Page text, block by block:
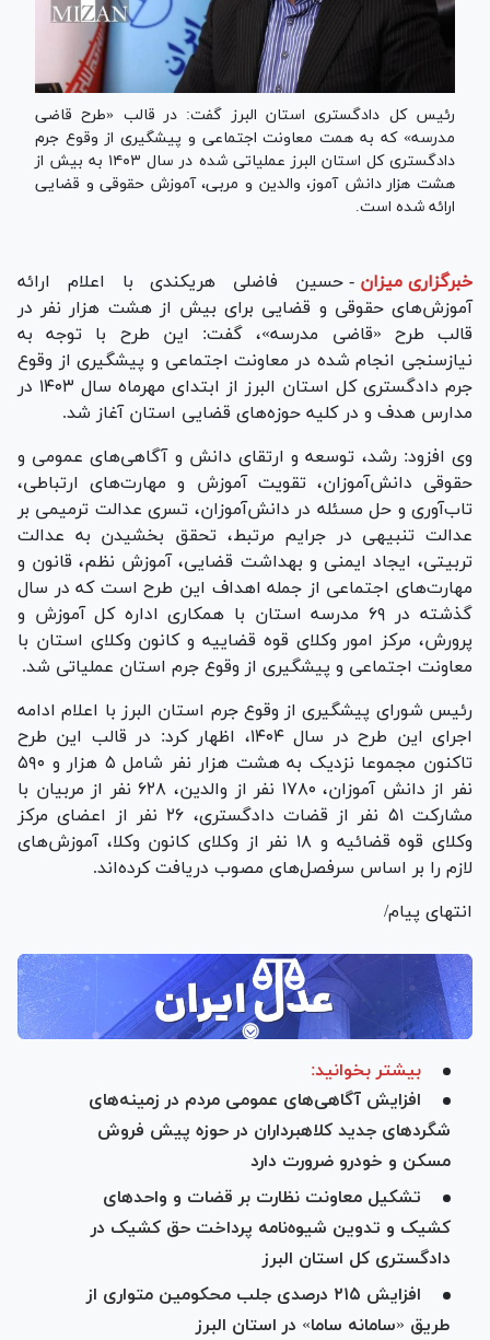
رئیس کل دادگستری استان البرز گفت: در قالب «طرح قاضی
مدرسه» که به همت معاونت اجتماعی و پیشگیری از وقوع جرم
دادگستری کل استان البرز عملیاتی شده در سال ۱۴۰۳ به بیش از
هشت هزار دانش آموز، والدین و مربی، آموزش حقوقی و قضایی
ارائه شده است.
خبرگزاری میزان - حسین فاضلی هریکندی با اعلام ارائه
آموزش‌های حقوقی و قضایی برای بیش از هشت هزار نفر در
قالب طرح «قاضی مدرسه»، گفت: این طرح با توجه به
نیازسنجی انجام شده در معاونت اجتماعی و پیشگیری از وقوع
جرم دادگستری کل استان البرز از ابتدای مهرماه سال ۱۴۰۳ در
مدارس هدف و در کلیه حوزه‌های قضایی استان آغاز شد.
وی افزود: رشد، توسعه و ارتقای دانش و آگاهی‌های عمومی و
حقوقی دانش‌آموزان، تقویت آموزش و مهارت‌های ارتباطی،
تاب‌آوری و حل مسئله در دانش‌آموزان، تسری عدالت ترمیمی بر
عدالت تنبیهی در جرایم مرتبط، تحقق بخشیدن به عدالت
تربیتی، ایجاد ایمنی و بهداشت قضایی، آموزش نظم، قانون و
مهارت‌های اجتماعی از جمله اهداف این طرح است که در سال
گذشته در ۶۹ مدرسه استان با همکاری اداره کل آموزش و
پرورش، مرکز امور وکلای قوه قضاییه و کانون وکلای استان با
معاونت اجتماعی و پیشگیری از وقوع جرم استان عملیاتی شد.
رئیس شورای پیشگیری از وقوع جرم استان البرز با اعلام ادامه
اجرای این طرح در سال ۱۴۰۴، اظهار کرد: در قالب این طرح
تاکنون مجموعا نزدیک به هشت هزار نفر شامل ۵ هزار و ۵۹۰
نفر از دانش آموزان، ۱۷۸۰ نفر از والدین، ۶۲۸ نفر از مربیان با
مشارکت ۵۱ نفر از قضات دادگستری، ۲۶ نفر از اعضای مرکز
وکلای قوه قضائیه و ۱۸ نفر از وکلای کانون وکلا، آموزش‌های
لازم را بر اساس سرفصل‌های مصوب دریافت کرده‌اند.
انتهای پیام/
بیشتر بخوانید:
افزایش آگاهی‌های عمومی مردم در زمینه‌های
شگرد‌های جدید کلاهبرداران در حوزه پیش فروش
مسکن و خودرو ضرورت دارد
تشکیل معاونت نظارت بر قضات و واحد‌های
کشیک و تدوین شیوه‌نامه پرداخت حق کشیک در
دادگستری کل استان البرز
افزایش ۲۱۵ درصدی جلب محکومین متواری از
طریق «سامانه ساما» در استان البرز